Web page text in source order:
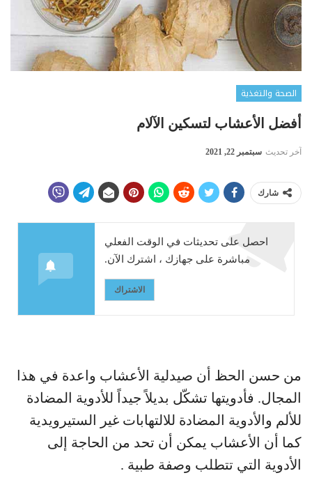
الصحة والتغذية
أفضل الأعشاب لتسكين الآلام
آخر تحديث سبتمبر 22, 2021
شارك
احصل على تحديثات في الوقت الفعلي
مباشرة على جهازك ، اشترك الآن.
الاشتراك
من حسن الحظ أن صيدلية الأعشاب واعدة في هذا
المجال. فأدويتها تشكّل بديلاً جيداً للأدوية المضادة
للألم والأدوية المضادة للالتهابات غير الستيرويدية
كما أن الأعشاب يمكن أن تحد من الحاجة إلى
الأدوية التي تتطلب وصفة طبية .